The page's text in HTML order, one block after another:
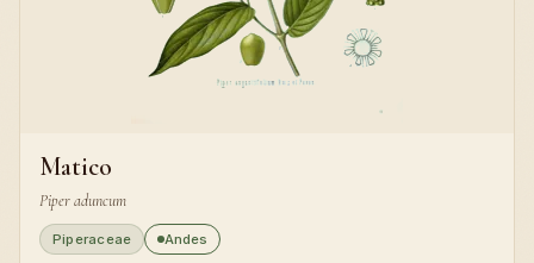
Matico
Piper aduncum
Piperaceae Andes